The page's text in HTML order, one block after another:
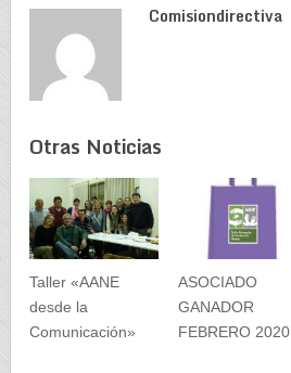
Comisiondirectiva
Otras Noticias
Taller «AANE
desde la
Comunicación»
ASOCIADO
GANADOR
FEBRERO 2020